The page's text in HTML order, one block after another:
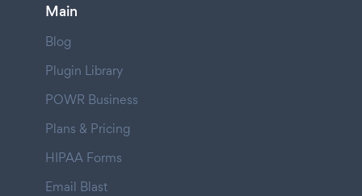
Main
Blog
Plugin Library
POWR Business
Plans & Pricing
HIPAA Forms
Email Blast